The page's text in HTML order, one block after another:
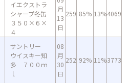
イエクストラ
シャープ冬缶
３５０×６×
４
月
13
日
259 85% 13%4069
サントリー
ウイスキー知
多 ７００ｍ
ｌ
08
月
30
日
252 92% 11%3773